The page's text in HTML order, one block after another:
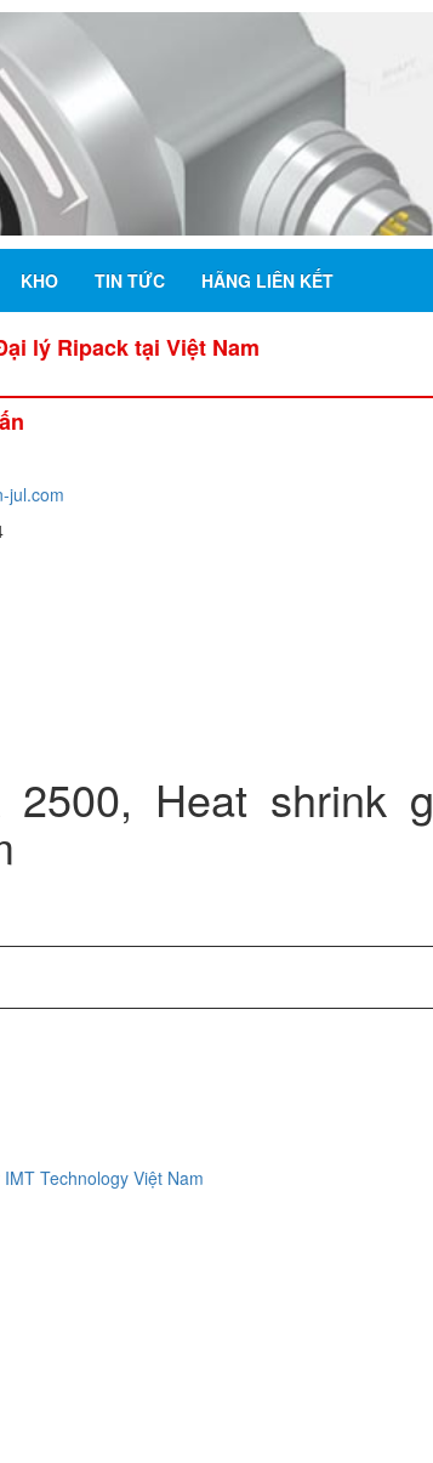
KHO TIN TỨC HÃNG LIÊN KẾT
lý Ripack tại Việt Nam
jul.com
Heat shrink
Technology Việt Nam